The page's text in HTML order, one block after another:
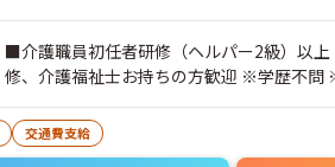
■介護職員初任者研修（ヘルパー2級）以
修、介護福祉士お持ちの
交通費支給